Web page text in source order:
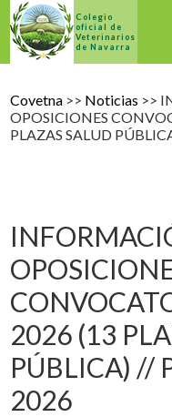
Colegio
oficial de
Veterinarios
de Navarra
Covetna >> Noticias >>
OPOSICIONES
PLAZAS SALUD
2026 (13
PÚBLICA) //
2026